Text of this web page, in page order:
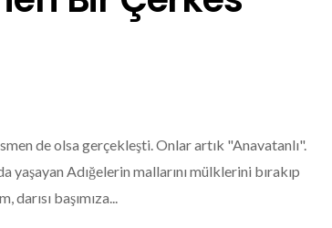
de olsa gerçekleşti. Onlar artık "Anavatanlı".
Adığelerin mallarını mülklerini bırakıp
başımıza...